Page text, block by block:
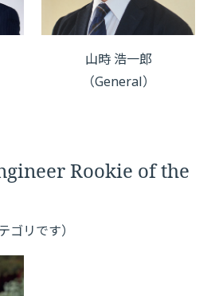
山時 浩一郎
（General）
Rookie of the
ゴリです）